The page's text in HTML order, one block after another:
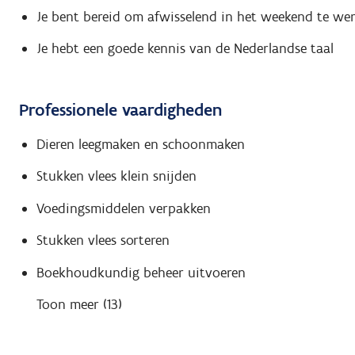
Je bent bereid om afwisselend in het weekend te
Je hebt een goede kennis van de Nederlandse taal
Professionele vaardigheden
Dieren leegmaken en schoonmaken
Stukken vlees klein snijden
Voedingsmiddelen verpakken
Stukken vlees sorteren
Boekhoudkundig beheer uitvoeren
Toon meer (13)